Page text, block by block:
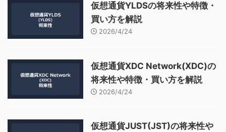
仮想通貨YLDSの将来性や特徴・
買い方を解説
2026/4/24
仮想通貨XDC Network(XDC)の
将来性や特徴・買い方を解説
2026/4/24
仮想通貨JUST(JST)の将来性や